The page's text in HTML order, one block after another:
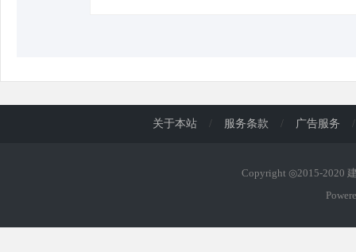
关于本站 / 服务条款 / 广告服务 /
Copyright ◎2015-2020